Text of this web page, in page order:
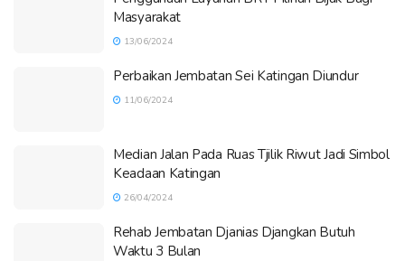
Masyarakat
13/06/2024
Perbaikan Jembatan Sei Katingan Diundur
11/06/2024
Median Jalan Pada Ruas Tjilik Riwut Jadi Simbol
Keadaan Katingan
26/04/2024
Rehab Jembatan Djanias Djangkan Butuh
Waktu 3 Bulan